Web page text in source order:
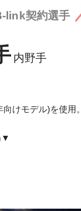
link契約選手
内野手
けモデル)を使用。